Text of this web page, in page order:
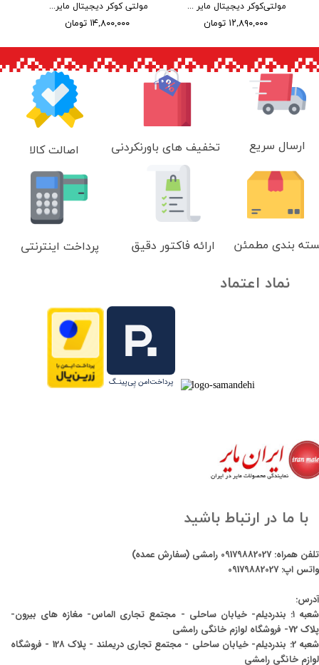
مولتی کوکر دیجیتال مایر مدل Maier MR-949
۱۴,۸۰۰,۰۰۰ تومان
مولتی‌کوکر دیجیتال مایر مدل MR-848
۱۲,۸۹۰,۰۰۰ تومان
ارسال سریع اصالت کالا تخفیف های باورنکردنی
بندی مطمئن ارائه فاکتور دقیق پرداخت اینترنتی
نماد اعتماد
با ما در ارتباط باشید
تلفن همراه: 09179882027 رامشی (سفارش عمده)
واتس اپ: 09179882027
آدرس:
شعبه ۱: بندردیلم- خیابان ساحلی - مجتمع تجاری الماس- مغازه های بیرون-
پلاک 72- فروشگاه لوازم خانگی رامشی
شعبه 2: بندردیلم- خیابان ساحلی - مجتمع تجاری دریملند - پلاک 128 - فروشگاه
لوازم خانگی رامشی